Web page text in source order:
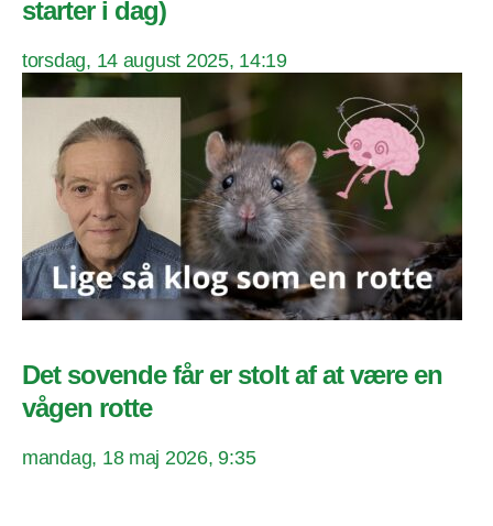
starter i dag)
torsdag, 14 august 2025, 14:19
Det sovende får er stolt af at være en
vågen rotte
mandag, 18 maj 2026, 9:35